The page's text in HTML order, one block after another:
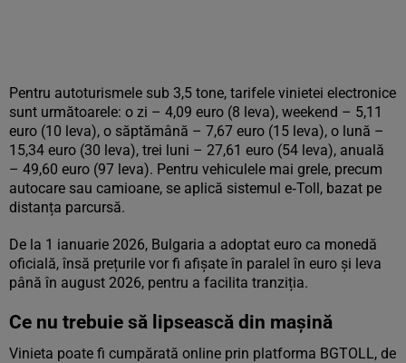
Pentru autoturismele sub 3,5 tone, tarifele vinietei electronice
sunt următoarele: o zi – 4,09 euro (8 leva), weekend – 5,11
euro (10 leva), o săptămână – 7,67 euro (15 leva), o lună –
15,34 euro (30 leva), trei luni – 27,61 euro (54 leva), anuală
– 49,60 euro (97 leva). Pentru vehiculele mai grele, precum
autocare sau camioane, se aplică sistemul e‑Toll, bazat pe
distanța parcursă.
De la 1 ianuarie 2026, Bulgaria a adoptat euro ca monedă
oficială, însă prețurile vor fi afișate în paralel în euro și leva
până în august 2026, pentru a facilita tranziția.
Ce nu trebuie să lipsească din mașină
Vinieta poate fi cumpărată online prin platforma BGTOLL, de